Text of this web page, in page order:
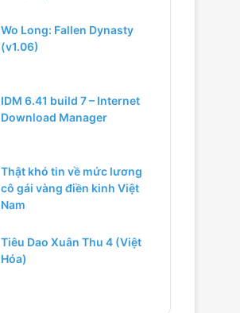
Wo Long: Fallen Dynasty
(v1.06)
IDM 6.41 build 7 – Internet
Download Manager
Thật khó tin về mức lương
cô gái vàng điền kinh Việt
Nam
Tiêu Dao Xuân Thu 4 (Việt
Hóa)